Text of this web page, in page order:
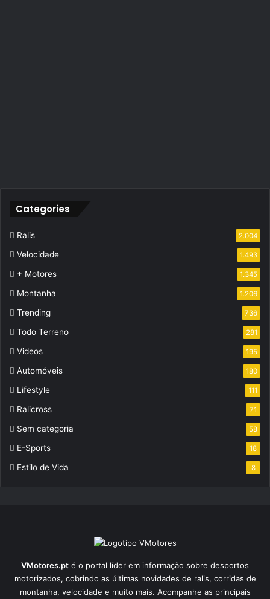
Categories
Ralis 2.004
Velocidade 1.493
+ Motores 1.345
Montanha 1.206
Trending 736
Todo Terreno 281
Videos 195
Automóveis 180
Lifestyle 111
Ralicross 71
Sem categoria 58
E-Sports 18
Estilo de Vida 8
VMotores.pt é o portal líder em informação sobre desportos
motorizados, cobrindo as últimas novidades de ralis, corridas de
montanha, velocidade e muito mais. Acompanhe as principais